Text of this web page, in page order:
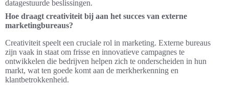
datagestuurde beslissingen.
Hoe draagt creativiteit bij aan het succes van externe
marketingbureaus?
Creativiteit speelt een cruciale rol in marketing. Externe bureaus
zijn vaak in staat om frisse en innovatieve campagnes te
ontwikkelen die bedrijven helpen zich te onderscheiden in hun
markt, wat ten goede komt aan de merkherkenning en
klantbetrokkenheid.